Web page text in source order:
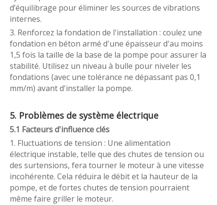
d’équilibrage pour éliminer les sources de vibrations
internes.
3. Renforcez la fondation de l'installation : coulez une
fondation en béton armé d'une épaisseur d'au moins
1,5 fois la taille de la base de la pompe pour assurer la
stabilité. Utilisez un niveau à bulle pour niveler les
fondations (avec une tolérance ne dépassant pas 0,1
mm/m) avant d'installer la pompe.
5. Problèmes de système électrique
5.1 Facteurs d'influence clés
1. Fluctuations de tension : Une alimentation
électrique instable, telle que des chutes de tension ou
des surtensions, fera tourner le moteur à une vitesse
incohérente. Cela réduira le débit et la hauteur de la
pompe, et de fortes chutes de tension pourraient
même faire griller le moteur.